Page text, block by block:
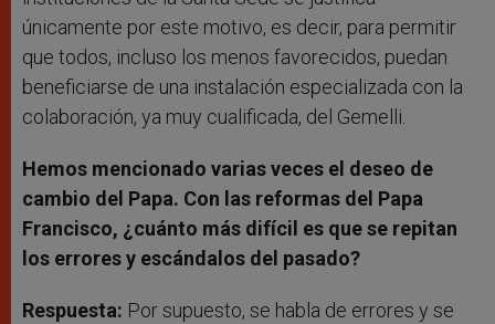
únicamente por este motivo, es decir, para permitir
que todos, incluso los menos favorecidos, puedan
beneficiarse de una instalación especializada con la
colaboración, ya muy cualificada, del Gemelli.
Hemos mencionado varias veces el deseo de
cambio del Papa. Con las reformas del Papa
Francisco, ¿cuánto más difícil es que se repitan
los errores y escándalos del pasado?
Respuesta: Por supuesto, se habla de errores y se